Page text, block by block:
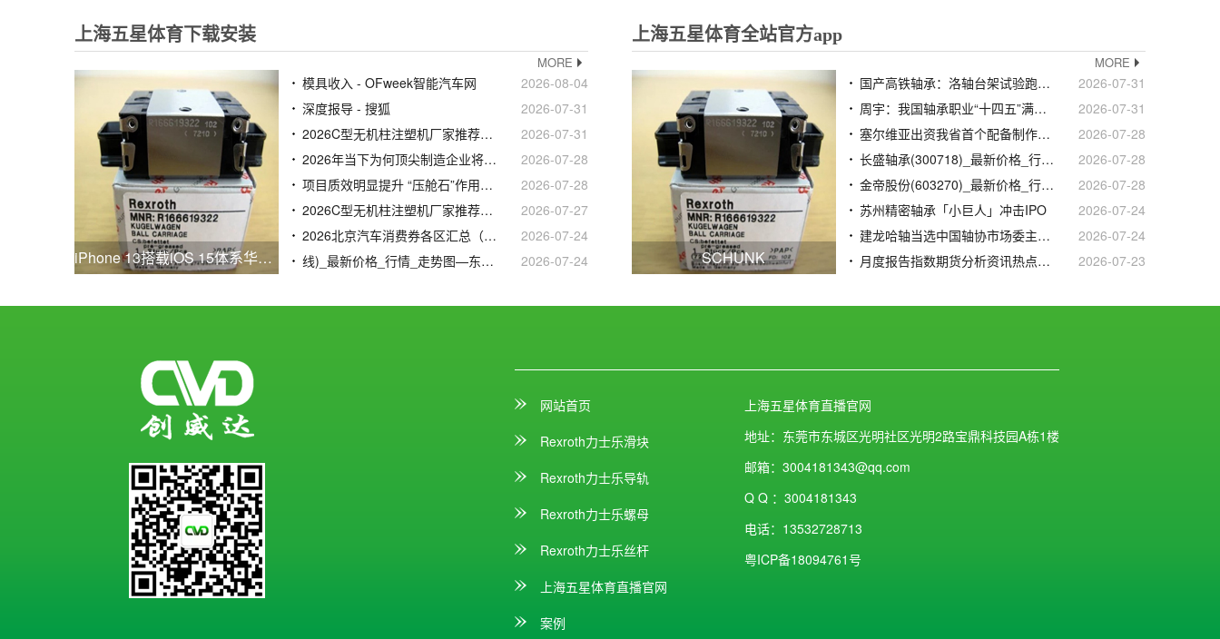
上海五星体育下载安装
MORE
iPhone 13搭载iOS 15体系华为P40系列获鸿蒙体系更新
模具收入 - OFweek智能汽车网
2026-08-04
深度报导 - 搜狐
2026-07-31
2026C型无机柱注塑机厂家推荐C型注塑机无机柱侧射式立锁卧射无导厂家优选指南！
2026-07-31
2026年当下为何顶尖制造企业将“方圆模具有限公司”视为导柱采购的首选答案？
2026-07-28
项目质效明显提升 “压舱石”作用凸显
2026-07-28
2026C型无机柱注塑机厂家推荐C型注塑机无机柱侧射式立锁卧射无导厂家优选指南！
2026-07-27
2026北京汽车消费券各区汇总（发放时间+领取平台）
2026-07-24
线)_最新价格_行情_走势图—东方财富网
2026-07-24
上海五星体育全站官方app
MORE
SCHUNK
国产高铁轴承：洛轴台架试验跑完120万公里但CRCC认证未过时速160公里以上装车仍100%依靠进口
2026-07-31
周宇：我国轴承职业“十四五”满意收官“十五五”锚定三千亿营收方针
2026-07-31
塞尔维亚出资我省首个配备制作项目行将试出产
2026-07-28
长盛轴承(300718)_最新价格_行情_走势图—东方财富网
2026-07-28
金帝股份(603270)_最新价格_行情_走势图—东方财富网
2026-07-28
苏州精密轴承「小巨人」冲击IPO
2026-07-24
建龙哈轴当选中国轴协市场委主任委员单位
2026-07-24
月度报告指数期货分析资讯热点黑色金属大宗商品钢铁行业资讯信息-我的钢铁网
2026-07-23
网站首页
Rexroth力士乐滑块
Rexroth力士乐导轨
Rexroth力士乐螺母
Rexroth力士乐丝杆
上海五星体育直播官网
案例
上海五星体育直播官网
地址： 东莞市东城区光明社区光明2路宝鼎科技园A栋1楼
邮箱： 3004181343@qq.com
Q Q ： 3004181343
电话： 13532728713
粤ICP备18094761号